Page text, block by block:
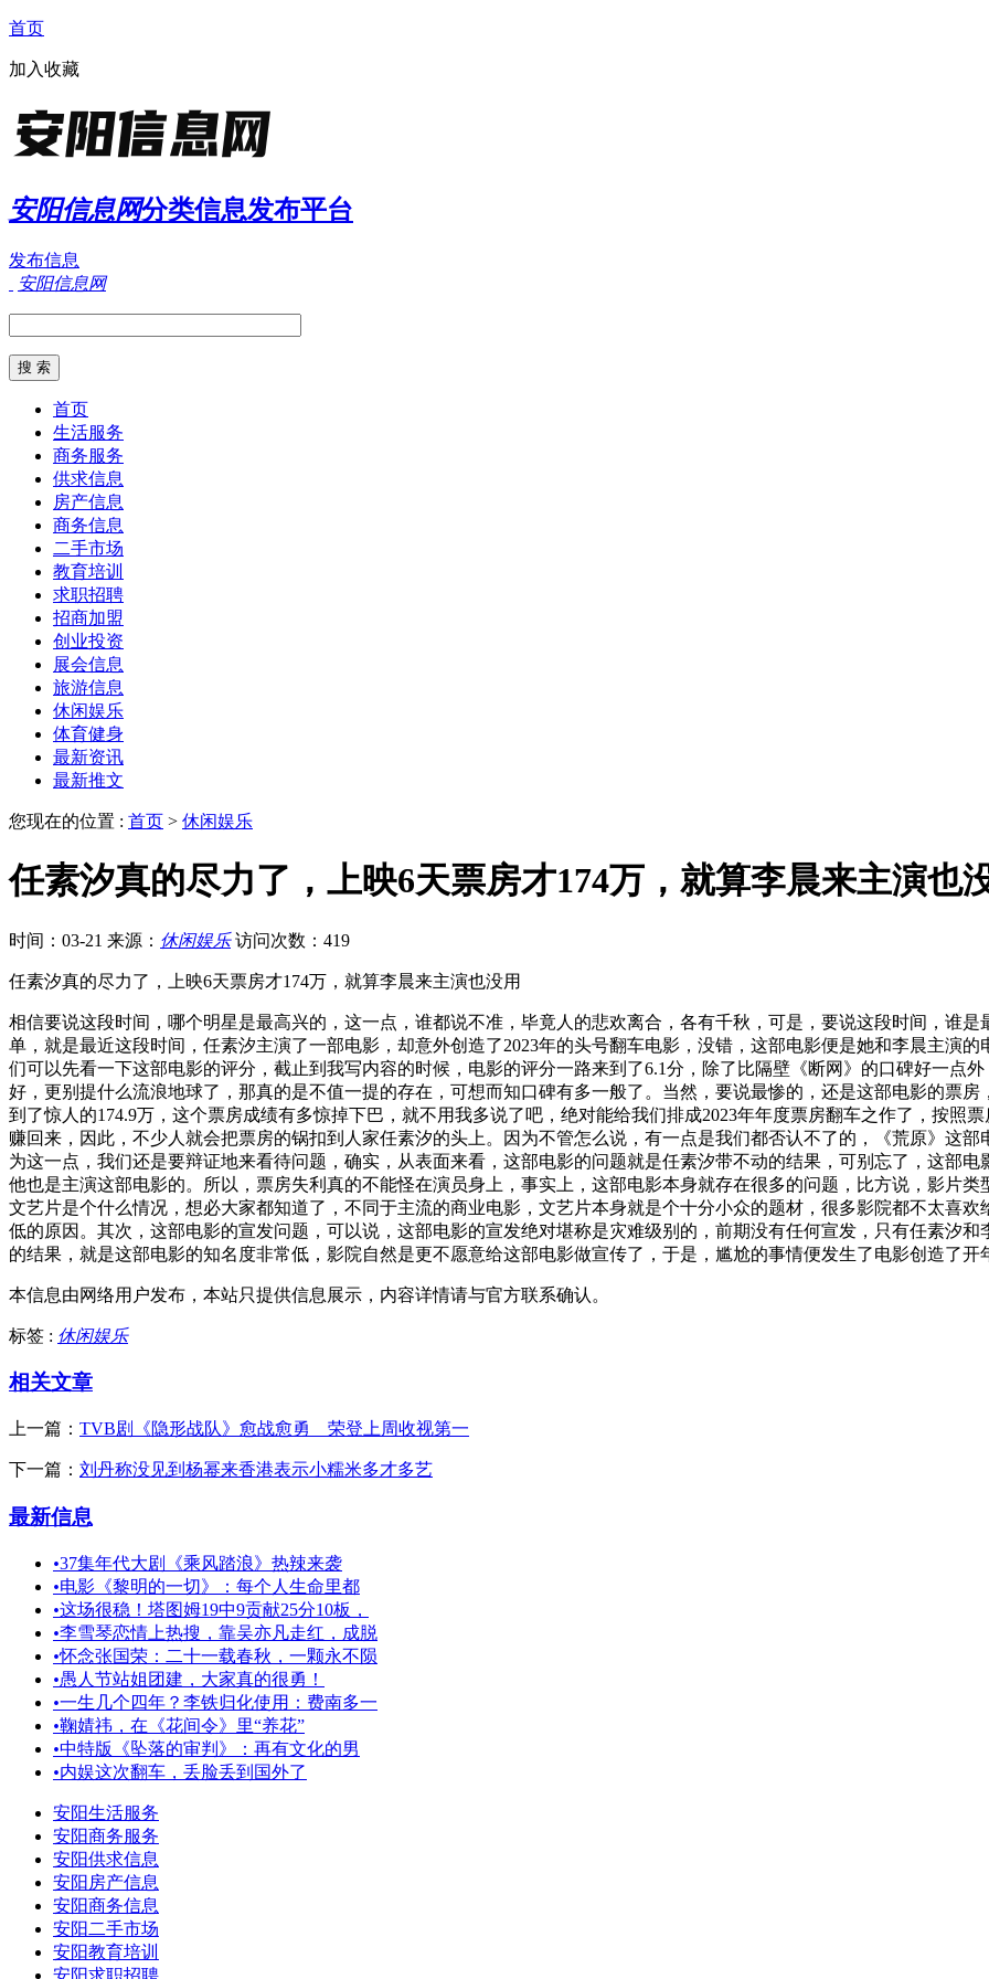
首页
加入收藏
安阳信息网分类信息发布平台
发布信息
安阳信息网
首页
生活服务
商务服务
供求信息
房产信息
商务信息
二手市场
教育培训
求职招聘
招商加盟
创业投资
展会信息
旅游信息
休闲娱乐
体育健身
最新资讯
最新推文
您现在的位置 : 首页 > 休闲娱乐
任素汐真的尽力了，上映6天票房才174万，就算李晨来主演也
时间：03-21 来源： 休闲娱乐 访问次数：419
任素汐真的尽力了，上映6天票房才174万，就算李晨来主演也没用
相信要说这段时间，哪个明星是最高兴的，这一点，谁都说不准，毕竟人的悲欢离合，各有千秋，可是，要说这段时间，谁
单，就是最近这段时间，任素汐主演了一部电影，却意外创造了2023年的头号翻车电影，没错，这部电影便是她和李晨主演
们可以先看一下这部电影的评分，截止到我写内容的时候，电影的评分一路来到了6.1分，除了比隔壁《断网》的口碑好一点
好，更别提什么流浪地球了，那真的是不值一提的存在，可想而知口碑有多一般了。当然，要说最惨的，还是这部电影的票
到了惊人的174.9万，这个票房成绩有多惊掉下巴，就不用我多说了吧，绝对能给我们排成2023年年度票房翻车之作了，按照
赚回来，因此，不少人就会把票房的锅扣到人家任素汐的头上。因为不管怎么说，有一点是我们都否认不了的，《荒原》这
为这一点，我们还是要辩证地来看待问题，确实，从表面来看，这部电影的问题就是任素汐带不动的结果，可别忘了，这部
他也是主演这部电影的。所以，票房失利真的不能怪在演员身上，事实上，这部电影本身就存在很多的问题，比方说，影片
文艺片是个什么情况，想必大家都知道了，不同于主流的商业电影，文艺片本身就是个十分小众的题材，很多影院都不太喜
低的原因。其次，这部电影的宣发问题，可以说，这部电影的宣发绝对堪称是灾难级别的，前期没有任何宣发，只有任素汐
的结果，就是这部电影的知名度非常低，影院自然是更不愿意给这部电影做宣传了，于是，尴尬的事情便发生了电影创造了开
本信息由网络用户发布， 本站只提供信息展示，内容详情请与官方联系确认。
标签 : 休闲娱乐
相关文章
上一篇： TVB剧《隐形战队》愈战愈勇 荣登上周收视第一
下一篇： 刘丹称没见到杨幂来香港表示小糯米多才多艺
最新信息
•37集年代大剧《乘风踏浪》热辣来袭
•电影《黎明的一切》：每个人生命里都
•这场很稳！塔图姆19中9贡献25分10板，
•李雪琴恋情上热搜，靠吴亦凡走红，成脱
•怀念张国荣：二十一载春秋，一颗永不陨
•愚人节站姐团建，大家真的很勇！
•一生几个四年？李铁归化使用：费南多一
•鞠婧祎，在《花间令》里“养花”
•中特版《坠落的审判》：再有文化的男
•内娱这次翻车，丢脸丢到国外了
安阳生活服务
安阳商务服务
安阳供求信息
安阳房产信息
安阳商务信息
安阳二手市场
安阳教育培训
安阳求职招聘